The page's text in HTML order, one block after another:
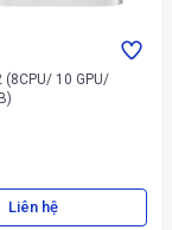
(8CPU/ 10 GPU/
Liên hệ